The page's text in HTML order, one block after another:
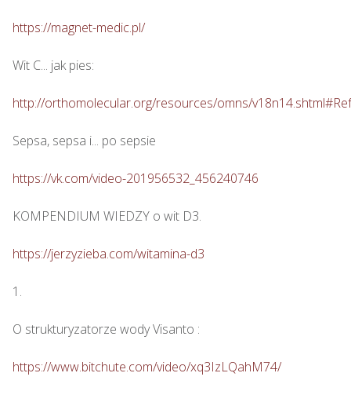
https://magnet-medic.pl/
Wit C... jak pies:
http://orthomolecular.org/resources/omns/
Sepsa, sepsa i... po sepsie
https://vk.com/video-201956532_456240746
KOMPENDIUM WIEDZY o wit D3.
https://jerzyzieba.com/witamina-d3
1.
O strukturyzatorze wody Visanto :
https://www.bitchute.com/video/xq3IzLQahM74/